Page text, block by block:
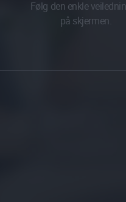
Følg den enkle
på skjermen.